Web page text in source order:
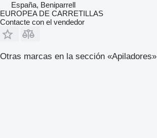
España, Beniparrell
EUROPEA DE CARRETILLAS
Contacte con el vendedor
Otras marcas en la sección «Apiladores»